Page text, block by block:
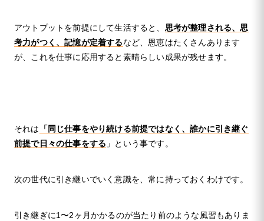
アウトプットを前提にして生活すると、 思考が整理される、思
考力がつく、記憶が定着するなど、恩恵はたくさんあります
が、これを仕事に応用すると素晴らしい成果が残せます。
それは
「同じ仕事をやり続ける前提ではなく、誰かに引き継ぐ
前提で日々の仕事をする 」という事です。
次の世代に引き継いでいく意識を、常に持っておくわけです。
引き継ぎに1〜2ヶ月かかるのが当たり前のような風習もありま